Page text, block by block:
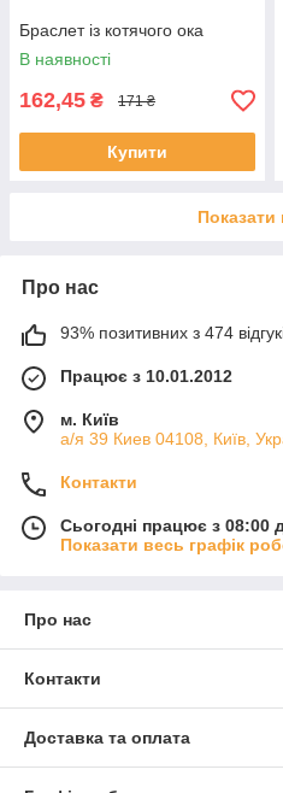
Браслет із котячого ока
В наявності
162,45 ₴ 171 ₴
Купити
Показати
Про нас
93% позитивних з 474
Працює з 10.01.2012
м. Київ
а/я 39 Киев 04108, Київ,
Контакти
Сьогодні працює з 08:00
Показати весь графік
Про нас
Контакти
Доставка та оплата